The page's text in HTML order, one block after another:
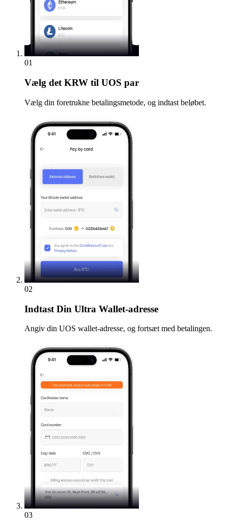
01
Vælg det KRW til UOS par
Vælg din foretrukne betalingsmetode, og indtast beløbet.
02
Indtast Din Ultra Wallet-adresse
Angiv din UOS wallet-adresse, og fortsæt med betalingen.
03